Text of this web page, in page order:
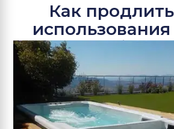
Как
мини